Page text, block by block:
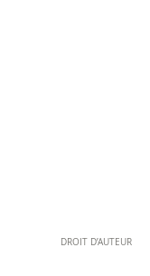
ContentDROIT D’AUTEUR